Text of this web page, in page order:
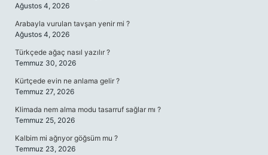
Ağustos 4, 2026
Arabayla vurulan tavşan yenir mi ?
Ağustos 4, 2026
Türkçede ağaç nasıl yazılır ?
Temmuz 30, 2026
Kürtçede evin ne anlama gelir ?
Temmuz 27, 2026
Klimada nem alma modu tasarruf sağlar mı ?
Temmuz 25, 2026
Kalbim mi ağrıyor göğsüm mu ?
Temmuz 23, 2026